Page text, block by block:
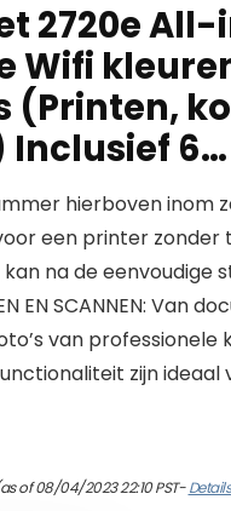
2720e
Wifi
(Printen,
Inclusief 6…
hierboven inom
voor een printer
na de
EN SCANNEN: Van
van
zijn ideaal
of 08/04/2023 22:10 PST-Details